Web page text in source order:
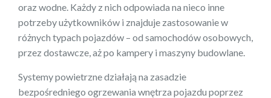
oraz wodne. Każdy z nich odpowiada na nieco inne
potrzeby użytkowników i znajduje zastosowanie w
różnych typach pojazdów – od samochodów osobowych,
przez dostawcze, aż po kampery i maszyny budowlane.
Systemy powietrzne działają na zasadzie
bezpośredniego ogrzewania wnętrza pojazdu poprzez